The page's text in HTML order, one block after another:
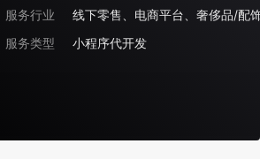
服务行业
服务类型
小程序代开发